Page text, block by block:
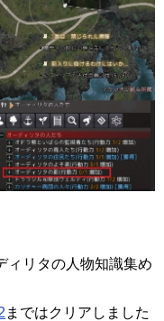
ィリタの人物知識集め
まではクリアしました